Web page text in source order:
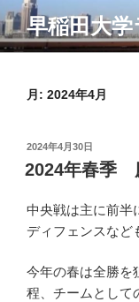
コ
ン
テ
早稲田大
月: 2024年4月
投
稿
日:
2024年4月30日
2024年春季
中央戦は主に前半
ディフェンスなど
今年の春は全勝を
程、チームとして